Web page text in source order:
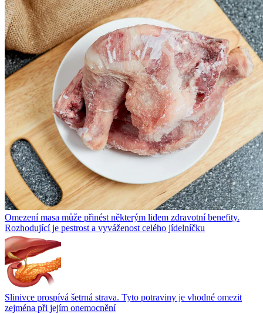
Omezení masa může přinést některým lidem zdravotní benefity.
Rozhodující je pestrost a vyváženost celého jídelníčku
Slinivce prospívá šetrná strava. Tyto potraviny je vhodné omezit
zejména při jejím onemocnění